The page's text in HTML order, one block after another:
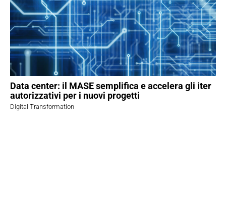
Data center: il MASE semplifica e accelera gli iter
autorizzativi per i nuovi progetti
Digital Transformation